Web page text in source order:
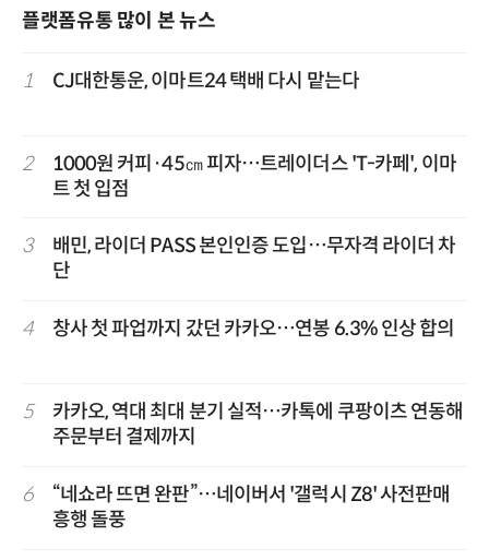
플랫폼유통 많이 본 뉴스
1 CJ대한통운, 이마트24 택배 다시 맡는다
2
1000원 커피·45㎝ 피자…트레이더스 'T-카페', 이마
트 첫 입점
3
배민, 라이더 PASS 본인인증 도입…무자격 라이더 차
단
4 창사 첫 파업까지 갔던 카카오…연봉 6.3% 인상 합의
5
카카오, 역대 최대 분기 실적…카톡에 쿠팡이츠 연동해
주문부터 결제까지
6
“네쇼라 뜨면 완판”…네이버서 '갤럭시 Z8' 사전판매
흥행 돌풍